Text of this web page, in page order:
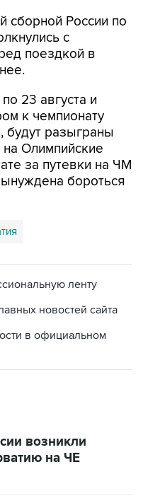
сборной России по
с
поездкой в
23 августа и
к чемпионату
будут разыграны
Олимпийские
за путевки на ЧМ
бороться
ленту
новостей сайта
в официальном
возникли
на ЧЕ